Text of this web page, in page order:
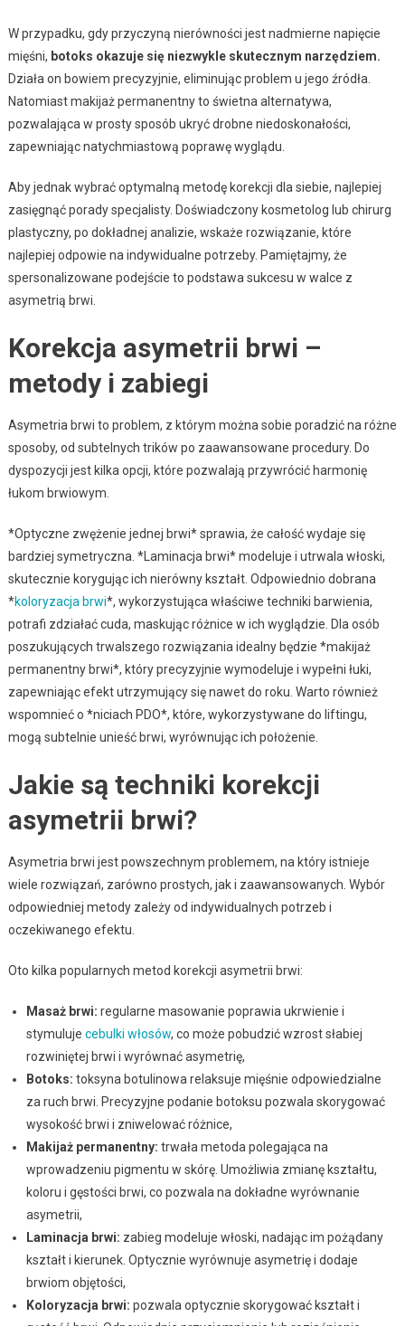
W przypadku, gdy przyczyną nierówności jest nadmierne napięcie
mięśni, botoks okazuje się niezwykle skutecznym narzędziem.
Działa on bowiem precyzyjnie, eliminując problem u jego źródła.
Natomiast makijaż permanentny to świetna alternatywa,
pozwalająca w prosty sposób ukryć drobne niedoskonałości,
zapewniając natychmiastową poprawę wyglądu.
Aby jednak wybrać optymalną metodę korekcji dla siebie, najlepiej
zasięgnąć porady specjalisty. Doświadczony kosmetolog lub chirurg
plastyczny, po dokładnej analizie, wskaże rozwiązanie, które
najlepiej odpowie na indywidualne potrzeby. Pamiętajmy, że
spersonalizowane podejście to podstawa sukcesu w walce z
asymetrią brwi.
Korekcja asymetrii brwi –
metody i zabiegi
Asymetria brwi to problem, z którym można sobie poradzić na różne
sposoby, od subtelnych trików po zaawansowane procedury. Do
dyspozycji jest kilka opcji, które pozwalają przywrócić harmonię
łukom brwiowym.
*Optyczne zwężenie jednej brwi* sprawia, że całość wydaje się
bardziej symetryczna. *Laminacja brwi* modeluje i utrwala włoski,
skutecznie korygując ich nierówny kształt. Odpowiednio dobrana
*koloryzacja brwi*, wykorzystująca właściwe techniki barwienia,
potrafi zdziałać cuda, maskując różnice w ich wyglądzie. Dla osób
poszukujących trwalszego rozwiązania idealny będzie *makijaż
permanentny brwi*, który precyzyjnie wymodeluje i wypełni łuki,
zapewniając efekt utrzymujący się nawet do roku. Warto również
wspomnieć o *niciach PDO*, które, wykorzystywane do liftingu,
mogą subtelnie unieść brwi, wyrównując ich położenie.
Jakie są techniki korekcji
asymetrii brwi?
Asymetria brwi jest powszechnym problemem, na który istnieje
wiele rozwiązań, zarówno prostych, jak i zaawansowanych. Wybór
odpowiedniej metody zależy od indywidualnych potrzeb i
oczekiwanego efektu.
Oto kilka popularnych metod korekcji asymetrii brwi:
Masaż brwi: regularne masowanie poprawia ukrwienie i
stymuluje cebulki włosów, co może pobudzić wzrost słabiej
rozwiniętej brwi i wyrównać asymetrię,
Botoks: toksyna botulinowa relaksuje mięśnie odpowiedzialne
za ruch brwi. Precyzyjne podanie botoksu pozwala skorygować
wysokość brwi i zniwelować różnice,
Makijaż permanentny: trwała metoda polegająca na
wprowadzeniu pigmentu w skórę. Umożliwia zmianę kształtu,
koloru i gęstości brwi, co pozwala na dokładne wyrównanie
asymetrii,
Laminacja brwi: zabieg modeluje włoski, nadając im pożądany
kształt i kierunek. Optycznie wyrównuje asymetrię i dodaje
brwiom objętości,
Koloryzacja brwi: pozwala optycznie skorygować kształt i